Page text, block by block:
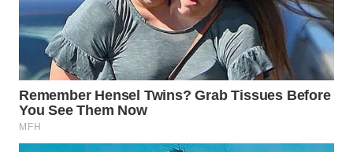
TANI
WAHANA
ADVOKAT
WAHANA